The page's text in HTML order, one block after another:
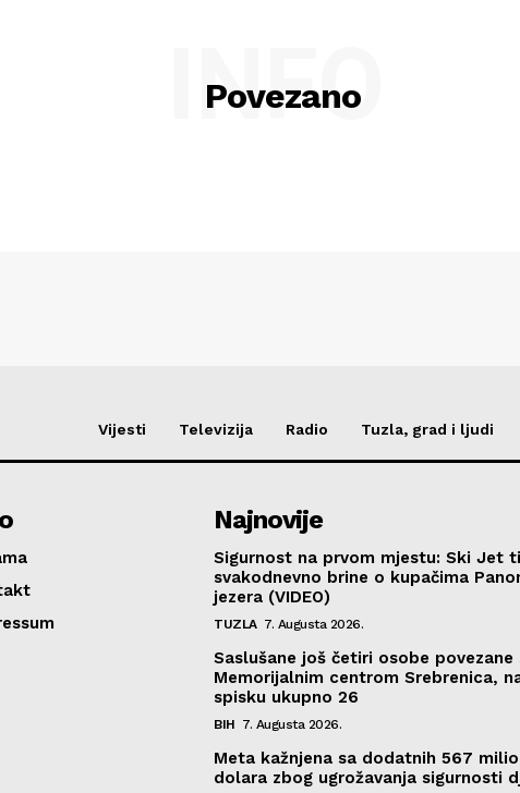
Povezano
INFO
Vijesti Televizija Radio Tuzla, grad i ljudi
Najnovije
Sigurnost na prvom mjestu: Ski Jet
svakodnevno brine o kupačima
jezera (VIDEO)
TUZLA 7. Augusta 2026.
Saslušane još četiri osobe povezane
Memorijalnim centrom Srebrenica,
spisku ukupno 26
BIH 7. Augusta 2026.
Meta kažnjena sa dodatnih 567
dolara zbog ugrožavanja sigurnosti